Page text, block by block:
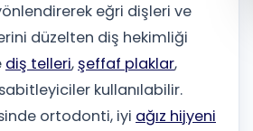
eğri dişleri ve
düzelten diş hekimliği
diş telleri,şeffaf plaklar,
kullanılabilir.
ortodonti, iyi ağız hijyeni